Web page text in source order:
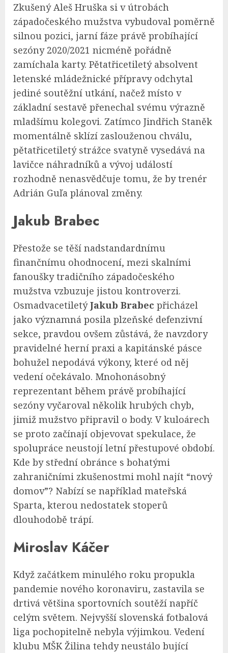
Zkušený Aleš Hruška si v útrobách
západočeského mužstva vybudoval poměrně
silnou pozici, jarní fáze právě probíhající
sezóny 2020/2021 nicméně pořádně
zamíchala karty. Pětatřicetiletý absolvent
letenské mládežnické přípravy odchytal
jediné soutěžní utkání, načež místo v
základní sestavě přenechal svému výrazně
mladšímu kolegovi. Zatímco Jindřich Staněk
momentálně sklízí zaslouženou chválu,
pětatřicetiletý strážce svatyně vysedává na
lavičce náhradníků a vývoj událostí
rozhodně nenasvědčuje tomu, že by trenér
Adrián Guľa plánoval změny.
Jakub Brabec
Přestože se těší nadstandardnímu
finančnímu ohodnocení, mezi skalními
fanoušky tradičního západočeského
mužstva vzbuzuje jistou kontroverzi.
OsmadvacetiletýJakub Brabec přicházel
jako významná posila plzeňské defenzivní
sekce, pravdou ovšem zůstává, že navzdory
pravidelné herní praxi a kapitánské pásce
bohužel nepodává výkony, které od něj
vedení očekávalo. Mnohonásobný
reprezentant během právě probíhající
sezóny vyčaroval několik hrubých chyb,
jimiž mužstvo připravil o body. V kuloárech
se proto začínají objevovat spekulace, že
spolupráce neustojí letní přestupové období.
Kde by střední obránce s bohatými
zahraničními zkušenostmi mohl najít “nový
domov”? Nabízí se například mateřská
Sparta, kterou nedostatek stoperů
dlouhodobě trápí.
Miroslav Káčer
Když začátkem minulého roku propukla
pandemie nového koronaviru, zastavila se
drtivá většina sportovních soutěží napříč
celým světem. Nejvyšší slovenská fotbalová
liga pochopitelně nebyla výjimkou. Vedení
klubu MŠK Žilina tehdy neustálo bující